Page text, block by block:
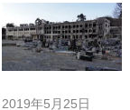
2019年5月25日